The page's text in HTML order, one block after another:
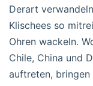
Derart
Klischees so
Ohren wackeln.
Chile, China und
auftreten, bringen